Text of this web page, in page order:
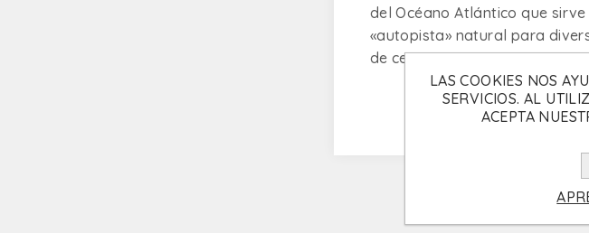
del Océano Atlántico que sirve
«autopista» natural para
de cetáceos.
LAS COOKIES NOS
SERVICIOS. AL
ACEPTA